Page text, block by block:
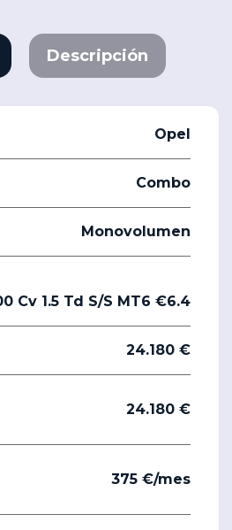
Descripción
Opel
Combo
Monovolumen
Cv 1.5 Td S/S MT6 €6.4
24.180 €
24.180 €
375 €/mes